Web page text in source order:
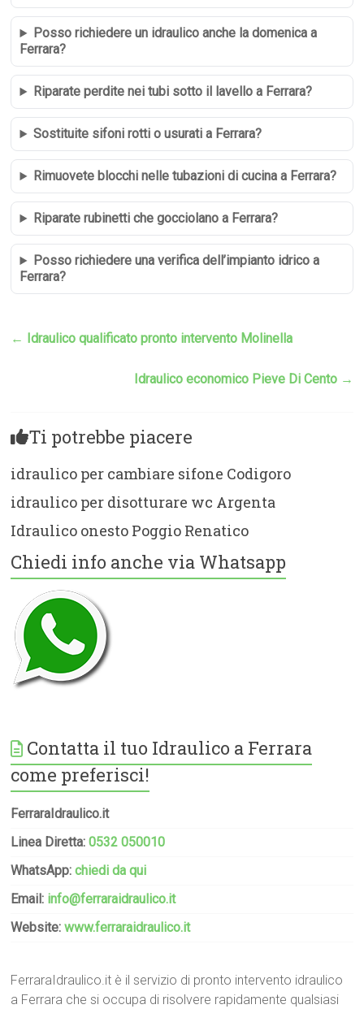
Posso richiedere un idraulico anche la domenica a
Ferrara?
Riparate perdite nei tubi sotto il lavello a Ferrara?
Sostituite sifoni rotti o usurati a Ferrara?
Rimuovete blocchi nelle tubazioni di cucina a Ferrara?
Riparate rubinetti che gocciolano a Ferrara?
Posso richiedere una verifica dell’impianto idrico a
Ferrara?
← Idraulico qualificato pronto intervento Molinella
Idraulico economico Pieve Di Cento →
Ti potrebbe piacere
idraulico per cambiare sifone Codigoro
idraulico per disotturare wc Argenta
Idraulico onesto Poggio Renatico
Chiedi info anche via Whatsapp
Contatta il tuo Idraulico a Ferrara
come preferisci!
FerraraIdraulico.it
Linea Diretta:0532 050010
WhatsApp:chiedi da qui
Email: info@ferraraidraulico.it
Website:www.ferraraidraulico.it
FerraraIdraulico.it è il servizio di pronto intervento idraulico
a Ferrara che si occupa di risolvere rapidamente qualsiasi